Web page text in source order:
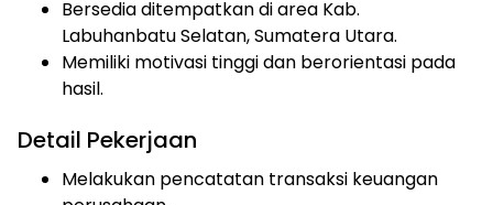
Bersedia ditempatkan di area Kab.
Labuhanbatu Selatan, Sumatera Utara.
Memiliki motivasi tinggi dan berorientasi pada
hasil.
Detail Pekerjaan
Melakukan pencatatan transaksi keuangan